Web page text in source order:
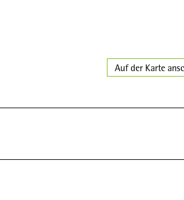
Auf der Karte